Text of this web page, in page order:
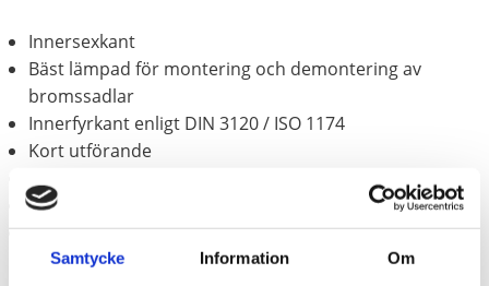
Samtycke Information Om
Innersexkant
Bäst lämpad för montering och demontering av
bromssadlar
Innerfyrkant enligt DIN 3120 / ISO 1174
Kort utförande
Matt satinerat
Krom vanadium